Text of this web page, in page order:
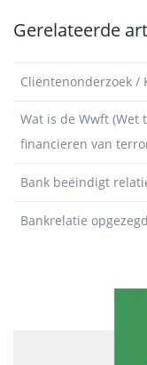
Gerelateerde
Cliëntenonderzoek /
Wat is de Wwft (Wet
financieren van
Bank beëindigt
Bankrelatie opgezegd